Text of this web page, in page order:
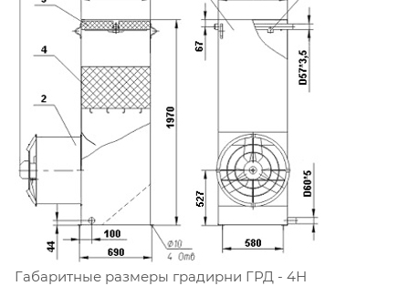
Габаритные размеры градирни ГРД - 4Н